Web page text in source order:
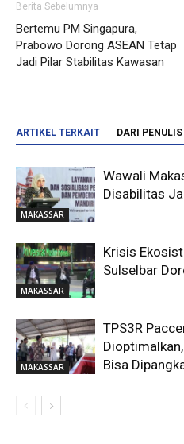
Berita Sebelumnya
Bertemu PM Singapura,
Prabowo Dorong ASEAN Tetap
Jadi Pilar Stabilitas Kawasan
ARTIKEL TERKAIT DARI PENULIS
MAKASSAR
Wawali
Disabilitas
MAKASSAR
Krisis
Sulselbar
MAKASSAR
TPS3R
Bisa